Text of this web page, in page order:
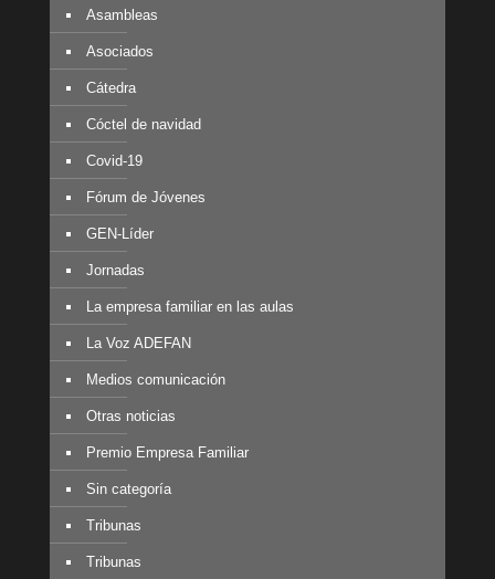
Asambleas
Asociados
Cátedra
Cóctel de navidad
Covid-19
Fórum de Jóvenes
GEN-Líder
Jornadas
La empresa familiar en las aulas
La Voz ADEFAN
Medios comunicación
Otras noticias
Premio Empresa Familiar
Sin categoría
Tribunas
Tribunas